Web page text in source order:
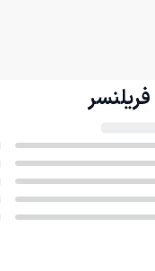
فریلنسر